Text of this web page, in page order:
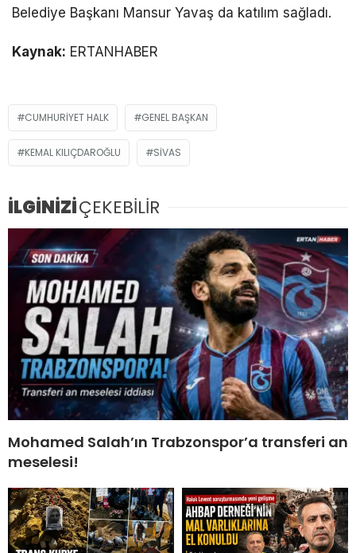
Belediye Başkanı Mansur Yavaş da katılım sağladı.
Kaynak: ERTANHABER
CUMHURIYET HALK GENEL BAŞKAN
KEMAL KILIÇDAROĞLU SIVAS
İLGİNİZİÇEKEBİLİR
Mohamed Salah’ın Trabzonspor’a transferi an
meselesi!